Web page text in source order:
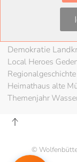
Demokratie
Local Heroes
Regionalgeschichte
Heimathaus alte
Themenjahr
©